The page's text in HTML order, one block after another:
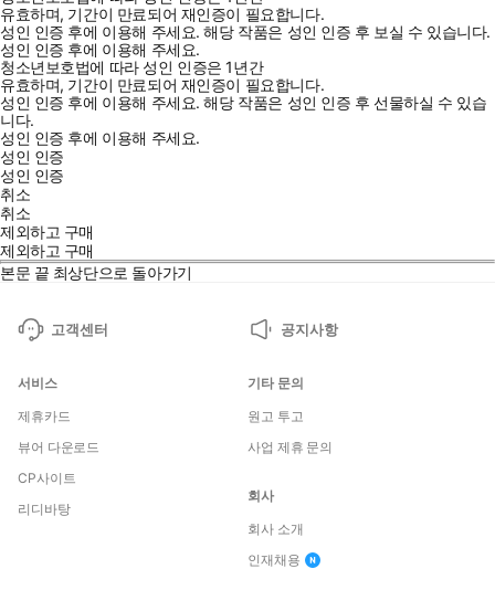
유효하며, 기간이 만료되어 재인증이 필요합니다.
성인 인증 후에 이용해 주세요.해당 작품은 성인 인증 후 보실 수 있습니다.
성인 인증 후에 이용해 주세요.
청소년보호법에 따라 성인 인증은 1년간
유효하며, 기간이 만료되어 재인증이 필요합니다.
성인 인증 후에 이용해 주세요.해당 작품은 성인 인증 후 선물하실 수 있습
니다.
성인 인증 후에 이용해 주세요.
성인 인증
성인 인증
취소
취소
제외하고 구매
제외하고 구매
본문 끝 최상단으로 돌아가기
고객센터 공지사항
서비스
제휴카드
뷰어 다운로드
CP사이트
리디바탕
기타 문의
원고 투고
사업 제휴 문의
회사
회사 소개
인재채용